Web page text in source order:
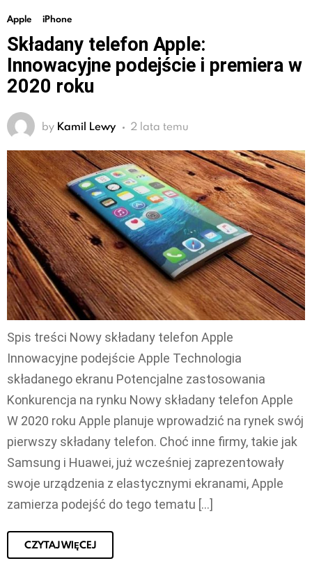
Apple iPhone
Składany telefon Apple:
Innowacyjne podejście i premiera w
2020 roku
by Kamil Lewy 2 lata temu
Spis treści Nowy składany telefon Apple
Innowacyjne podejście Apple Technologia
składanego ekranu Potencjalne zastosowania
Konkurencja na rynku Nowy składany telefon Apple
W 2020 roku Apple planuje wprowadzić na rynek swój
pierwszy składany telefon. Choć inne firmy, takie jak
Samsung i Huawei, już wcześniej zaprezentowały
swoje urządzenia z elastycznymi ekranami, Apple
zamierza podejść do tego tematu […]
CZYTAJ WIĘCEJ